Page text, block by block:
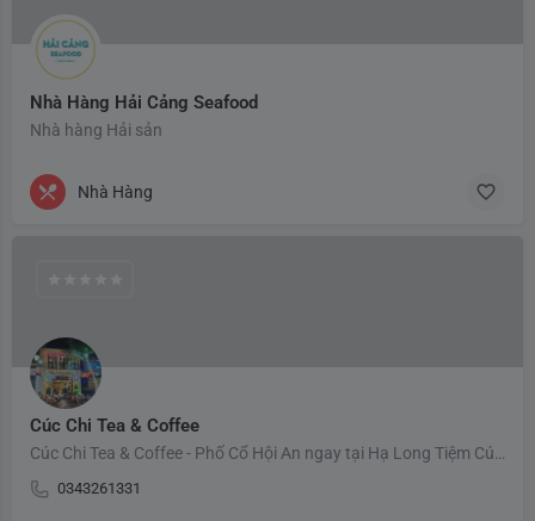
Nhà Hàng Hải Cảng Seafood
Nhà hàng Hải sản
Nhà Hàng
Cúc Chi Tea & Coffee
0343261331